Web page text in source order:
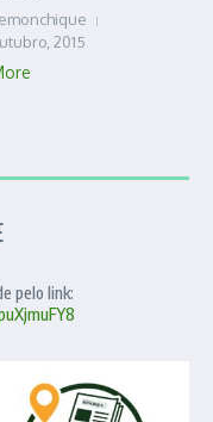
2015
pelo link: